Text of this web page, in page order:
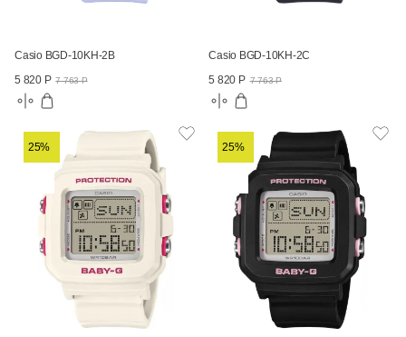
Casio BGD-10KH-2B
5 820 Р 7 763 Р
Casio BGD-10KH-2C
5 820 Р 7 763 Р
25% 25%